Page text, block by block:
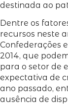
destinada ao
Dentre os
recursos neste
Confederações
2014, que
para o setor de
expectativa de
ano passado,
ausência de